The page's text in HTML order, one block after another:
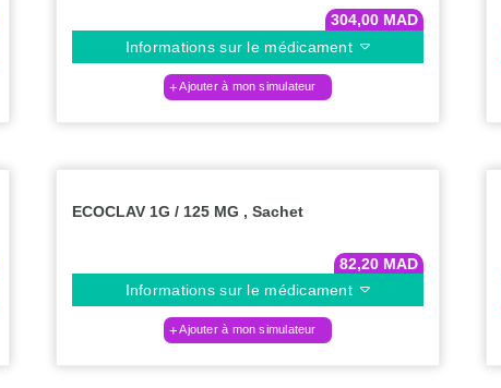
304,00 MAD
Informations sur le médicament
Ajouter à mon simulateur
ECOCLAV 1G / 125 MG , Sachet
82,20 MAD
Informations sur le médicament
Ajouter à mon simulateur